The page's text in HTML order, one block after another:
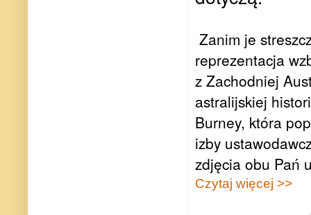
Zanim je
reprezentacja
z Zachodniej
astralijskiej
Burney, która
izby
zdjęcia obu Pań
Czytaj więcej >>